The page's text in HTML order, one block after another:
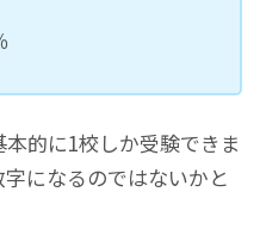
的に1校しか受験できま
になるのではないかと